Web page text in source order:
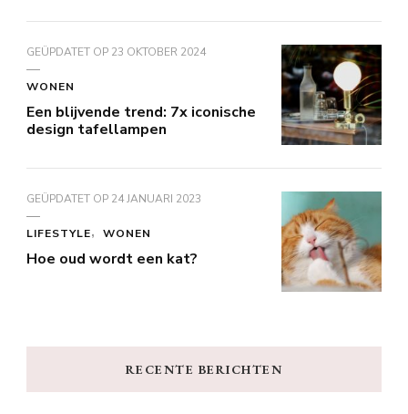
GEÜPDATET OP 23 OKTOBER 2024
WONEN
Een blijvende trend: 7x iconische
design tafellampen
GEÜPDATET OP 24 JANUARI 2023
LIFESTYLE WONEN
Hoe oud wordt een kat?
RECENTE BERICHTEN